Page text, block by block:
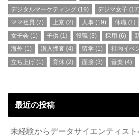
デジタルマーケティング (19) デジマ女子
ママ社員 (7) 上京(2) 人事(19) 休職 (1)
女子会 (1) 子供(1) 役職 (3) 採用 (6)
海外 (1) 潜入捜査 (4) 留学(1) 社内イベ
立ち上げ (1) 育休 (2) 面接(3) 音楽 (4)
最近の投稿
未経験からデータサイエンティス